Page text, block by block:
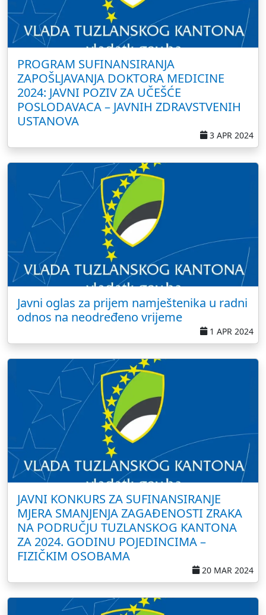
PROGRAM SUFINANSIRANJA
ZAPOŠLJAVANJA DOKTORA MEDICINE
2024: JAVNI POZIV ZA UČEŠĆE
POSLODAVACA – JAVNIH ZDRAVSTVENIH
USTANOVA
3 APR 2024
Javni oglas za prijem namještenika u radni
odnos na neodređeno vrijeme
1 APR 2024
JAVNI KONKURS ZA SUFINANSIRANJE
MJERA SMANJENJA ZAGAĐENOSTI ZRAKA
NA PODRUČJU TUZLANSKOG KANTONA
ZA 2024. GODINU POJEDINCIMA –
FIZIČKIM OSOBAMA
20 MAR 2024